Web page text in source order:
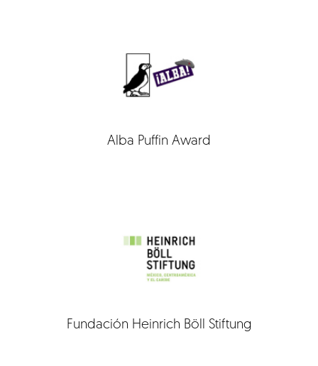
Alba Puffin Award
Fundación Heinrich Böll Stiftung